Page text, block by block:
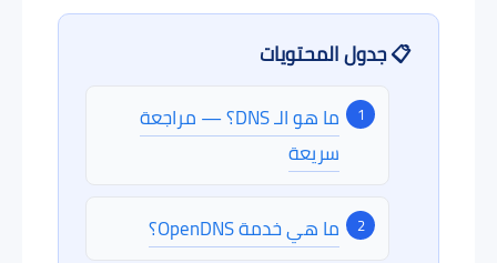
📋 جدول المحتويات
ما هو الـ DNS؟ — مراجعة
سريعة
ما هي خدمة OpenDNS؟